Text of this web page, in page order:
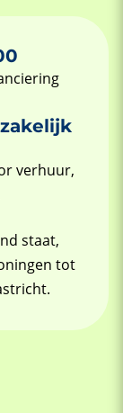
verhuur,
staat,
tot